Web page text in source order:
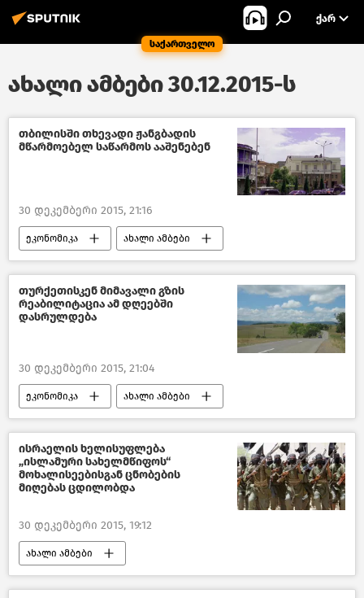
საქართველო
ᲥᲐᲠ
ახალი ამბები 30.12.2015-ს
თბილისში თხევადი ჟანგბადის
მწარმოებელ საწარმოს ააშენებენ
30 დეკემბერი 2015, 21:16
ეკონომიკა ახალი ამბები
საქართველო
თურქეთისკენ მიმავალი გზის
რეაბილიტაცია ამ დღეებში
დასრულდება
30 დეკემბერი 2015, 21:04
ეკონომიკა ახალი ამბები
საქართველო
ისრაელის ხელისუფლება
„ისლამური სახელმწიფოს“
მოხალისეებისგან ცნობების
მიღებას ცდილობდა
30 დეკემბერი 2015, 19:12
ახალი ამბები
მსოფლიოს ახალი ამბები